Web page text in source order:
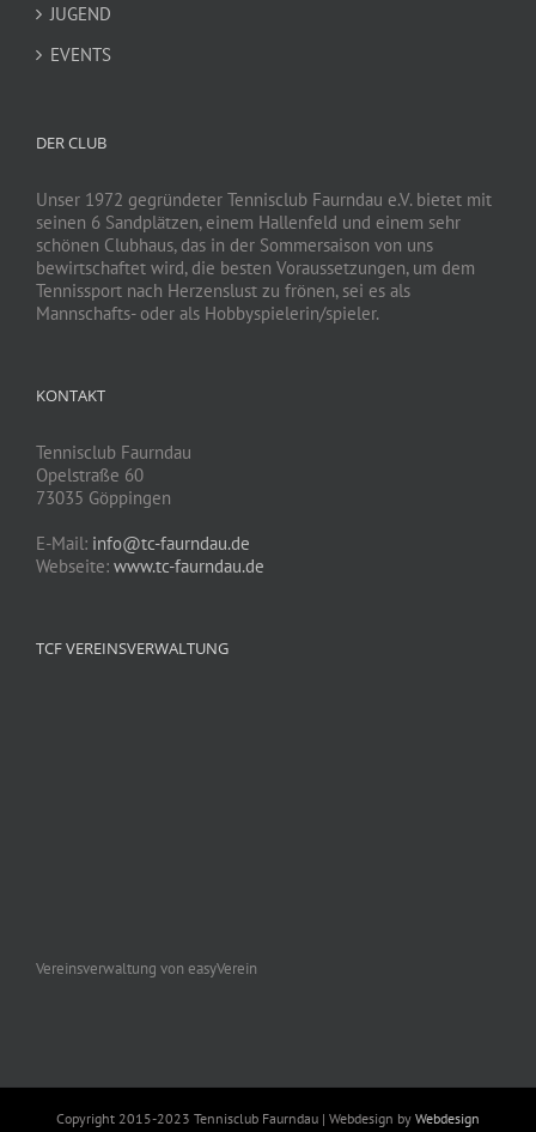
JUGEND
EVENTS
DER CLUB
Unser 1972 gegründeter Tennisclub Faurndau e.V. bietet mit
seinen 6 Sandplätzen, einem Hallenfeld und einem sehr
schönen Clubhaus, das in der Sommersaison von uns
bewirtschaftet wird, die besten Voraussetzungen, um dem
Tennissport nach Herzenslust zu frönen, sei es als
Mannschafts- oder als Hobbyspielerin/spieler.
KONTAKT
Tennisclub Faurndau
Opelstraße 60
73035 Göppingen
E-Mail: info@tc-faurndau.de
Webseite: www.tc-faurndau.de
TCF VEREINSVERWALTUNG
Vereinsverwaltung von easyVerein
Copyright 2015-2023 Tennisclub Faurndau | Webdesign by Webdesign